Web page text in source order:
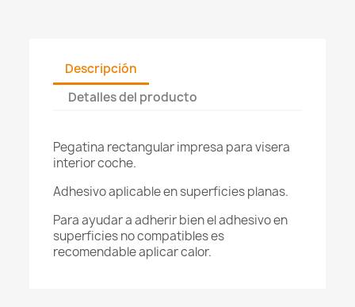
Descripción
Detalles del producto
Pegatina rectangular impresa para visera
interior coche.
Adhesivo aplicable en superficies planas.
Para ayudar a adherir bien el adhesivo en
superficies no compatibles es
recomendable aplicar calor.